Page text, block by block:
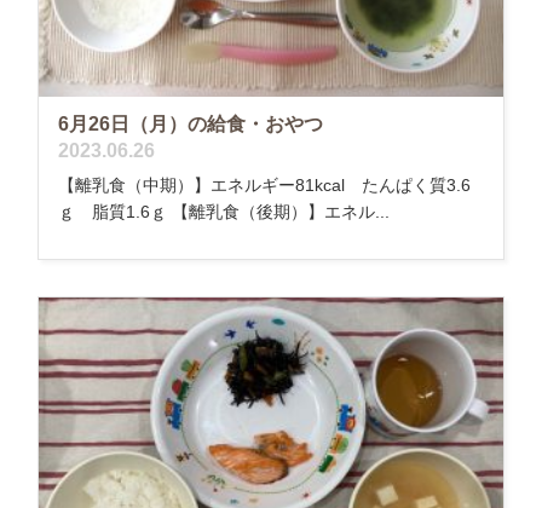
6月26日（月）の給食・おやつ
2023.06.26
【離乳食（中期）】エネルギー81kcal たんぱく質3.6
ｇ 脂質1.6ｇ 【離乳食（後期）】エネル...